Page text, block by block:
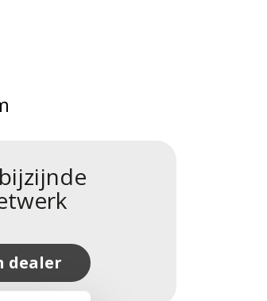
dealer